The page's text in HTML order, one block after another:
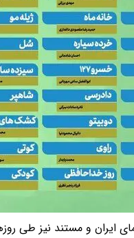
ایران و مستند نیز طی